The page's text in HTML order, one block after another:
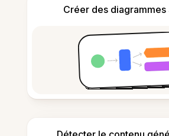
Créer des diagrammes